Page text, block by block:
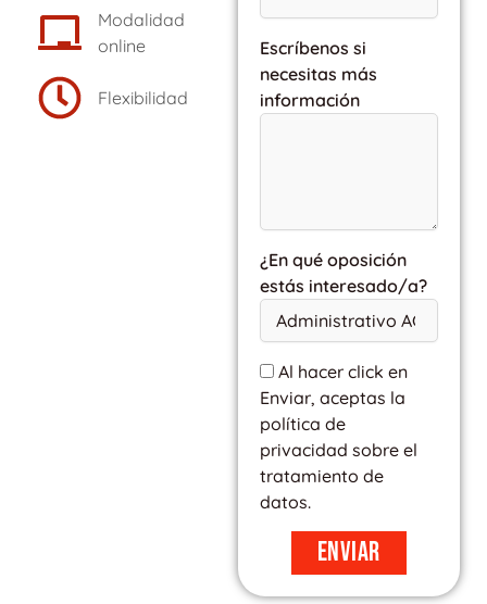
Modalidad
online
Flexibilidad
Escríbenos si
necesitas más
información
¿En qué oposición
estás interesado/a?
Al hacer click en
Enviar, aceptas la
política de
privacidad sobre el
tratamiento de
datos.
Enviar